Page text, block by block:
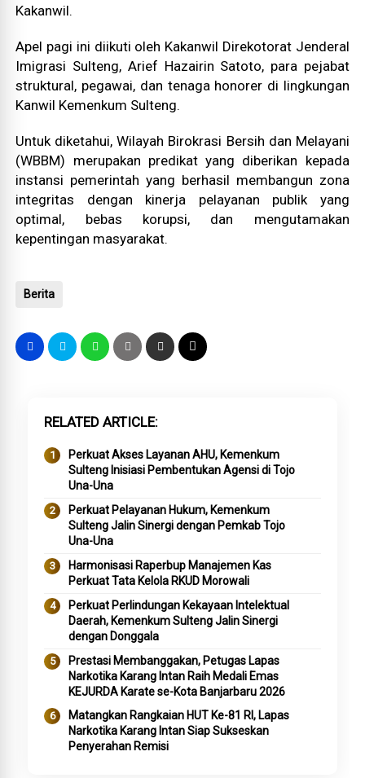
Kakanwil.
Apel pagi ini diikuti oleh Kakanwil Direkotorat Jenderal
Imigrasi Sulteng, Arief Hazairin Satoto, para pejabat
struktural, pegawai, dan tenaga honorer di lingkungan
Kanwil Kemenkum Sulteng.
Untuk diketahui, Wilayah Birokrasi Bersih dan Melayani
(WBBM) merupakan predikat yang diberikan kepada
instansi pemerintah yang berhasil membangun zona
integritas dengan kinerja pelayanan publik yang
optimal, bebas korupsi, dan mengutamakan
kepentingan masyarakat.
Berita
RELATED ARTICLE
Perkuat Akses Layanan AHU, Kemenkum
Sulteng Inisiasi Pembentukan Agensi di Tojo
Una-Una
Perkuat Pelayanan Hukum, Kemenkum
Sulteng Jalin Sinergi dengan Pemkab Tojo
Una-Una
Harmonisasi Raperbup Manajemen Kas
Perkuat Tata Kelola RKUD Morowali
Perkuat Perlindungan Kekayaan Intelektual
Daerah, Kemenkum Sulteng Jalin Sinergi
dengan Donggala
Prestasi Membanggakan, Petugas Lapas
Narkotika Karang Intan Raih Medali Emas
KEJURDA Karate se-Kota Banjarbaru 2026
Matangkan Rangkaian HUT Ke-81 RI, Lapas
Narkotika Karang Intan Siap Sukseskan
Penyerahan Remisi